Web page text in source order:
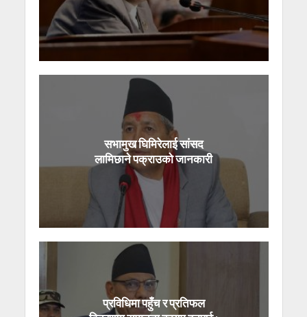
सभामुख घिमिरेलाई सांसद
लामिछाने पक्राउको जानकारी
प्रविधिमा पहुँच र प्रतिफल